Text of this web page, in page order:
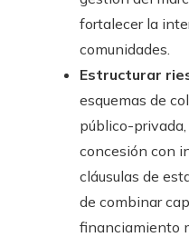
fortalecer la
comunidades.
Estructurar
esquemas de
público-
concesión con
cláusulas de
de combinar
financiamiento